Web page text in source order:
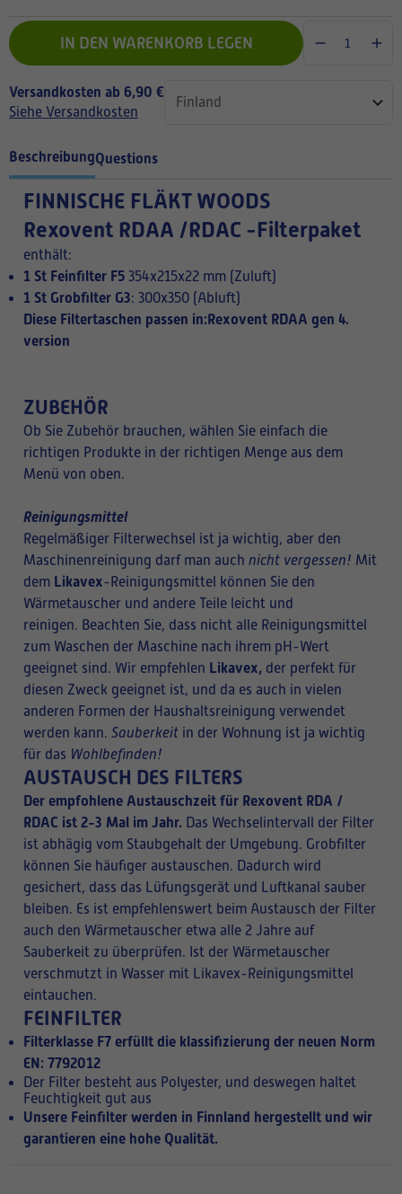
IN DEN WARENKORB LEGEN
Versandkosten ab 6,90 €
Siehe Versandkosten
BeschreibungQuestions
FINNISCHE FLÄKT WOODS
Rexovent RDAA /RDAC -Filterpaket
enthält:
1 St Feinfilter F5 354x215x22 mm (Zuluft)
1 St Grobfilter G3: 300x350 (Abluft)
Diese Filtertaschen passen in:Rexovent RDAA gen 4.
version
ZUBEHÖR
Ob Sie Zubehör brauchen, wählen Sie einfach die
richtigen Produkte in der richtigen Menge aus dem
Menü von oben.
Reinigungsmittel
Regelmäßiger Filterwechsel ist ja wichtig, aber den
Maschinenreinigung darf man auch nicht vergessen! Mit
dem Likavex-Reinigungsmittel können Sie den
Wärmetauscher und andere Teile leicht und
reinigen. Beachten Sie, dass nicht alle Reinigungsmittel
zum Waschen der Maschine nach ihrem pH-Wert
geeignet sind. Wir empfehlen Likavex, der perfekt für
diesen Zweck geeignet ist, und da es auch in vielen
anderen Formen der Haushaltsreinigung verwendet
werden kann. Sauberkeit in der Wohnung ist ja wichtig
für das Wohlbefinden!
AUSTAUSCH DES FILTERS
Der empfohlene Austauschzeit für Rexovent RDA /
RDAC ist 2-3 Mal im Jahr. Das Wechselintervall der Filter
ist abhägig vom Staubgehalt der Umgebung. Grobfilter
können Sie häufiger austauschen. Dadurch wird
gesichert, dass das Lüfungsgerät und Luftkanal sauber
bleiben. Es ist empfehlenswert beim Austausch der Filter
auch den Wärmetauscher etwa alle 2 Jahre auf
Sauberkeit zu überprüfen. Ist der Wärmetauscher
verschmutzt in Wasser mit Likavex-Reinigungsmittel
eintauchen.
FEINFILTER
Filterklasse F7 erfüllt die klassifizierung der neuen Norm
EN: 7792012
Der Filter besteht aus Polyester, und deswegen haltet
Feuchtigkeit gut aus
Unsere Feinfilter werden in Finnland hergestellt und wir
garantieren eine hohe Qualität.